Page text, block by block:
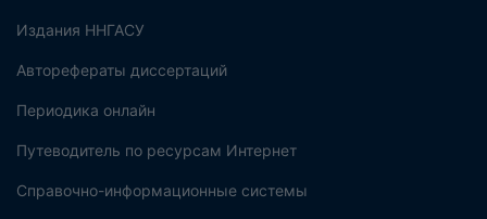
Издания ННГАСУ
Авторефераты диссертаций
Периодика онлайн
Путеводитель по ресурсам Интернет
Справочно-информационные системы